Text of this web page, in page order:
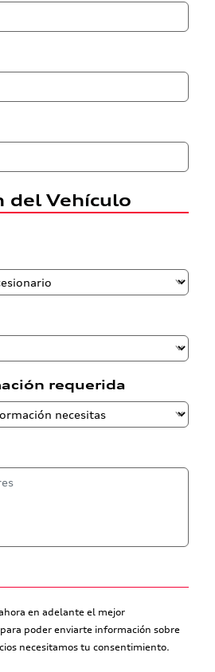
del Vehículo
requerida
en adelante el mejor
poder enviarte información sobre
necesitamos tu consentimiento.